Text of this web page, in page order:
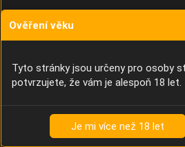
Anonymní unikátní ID
Díky němu příště poznáme, že se jedná o
Identifikátor je zcela anonymní.
Analýza chování návštěvníků na webu
kliknutí, procházení stránek a heatmapy),
provozovateli e-shopu Betelné škopek
Ověření věku
Tyto stránky jsou určeny pro osoby
potvrzujete, že vám je alespoň 18 let.
Je mi více než 18 let